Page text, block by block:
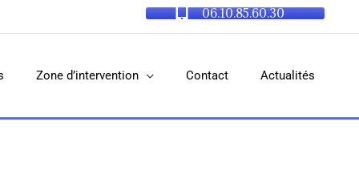
06.10.85.60.30
Zone d’intervention Contact Actualités